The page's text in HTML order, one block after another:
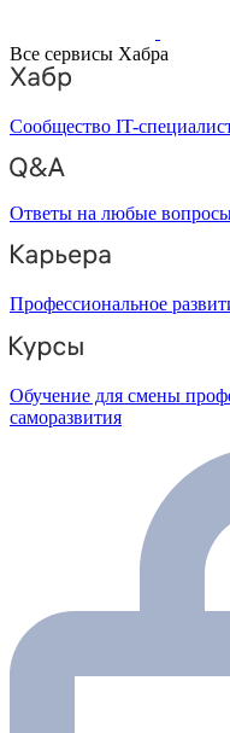
Все сервисы Хабра
Сообщество IT-
Ответы на любые
Профессиональное
Обучение для смены
саморазвития